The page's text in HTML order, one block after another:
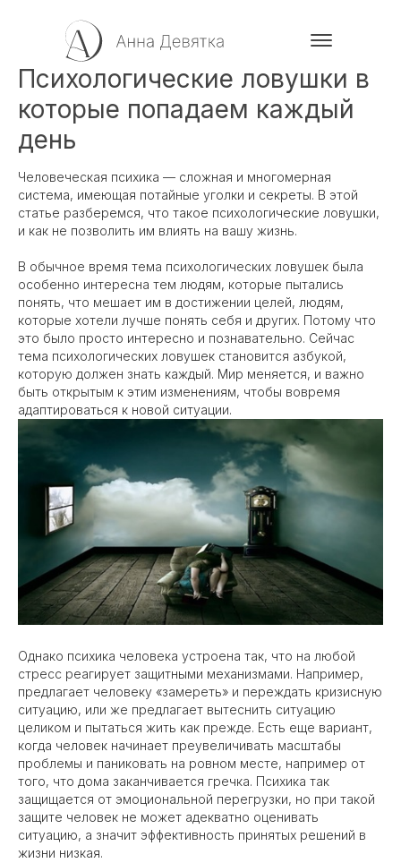
Психологические ловушки в
которые попадаем каждый
день
Человеческая психика — сложная и многомерная
система, имеющая потайные уголки и секреты. В этой
статье разберемся, что такое психологические ловушки,
и как не позволить им влиять на вашу жизнь.
В обычное время тема психологических ловушек была
особенно интересна тем людям, которые пытались
понять, что мешает им в достижении целей, людям,
которые хотели лучше понять себя и других. Потому что
это было просто интересно и познавательно. Сейчас
тема психологических ловушек становится азбукой,
которую должен знать каждый. Мир меняется, и важно
быть открытым к этим изменениям, чтобы вовремя
адаптироваться к новой ситуации.
Однако психика человека устроена так, что на любой
стресс реагирует защитными механизмами. Например,
предлагает человеку «замереть» и переждать кризисную
ситуацию, или же предлагает вытеснить ситуацию
целиком и пытаться жить как прежде. Есть еще вариант,
когда человек начинает преувеличивать масштабы
проблемы и паниковать на ровном месте, например от
того, что дома заканчивается гречка. Психика так
защищается от эмоциональной перегрузки, но при такой
защите человек не может адекватно оценивать
ситуацию, а значит эффективность принятых решений в
жизни низкая.